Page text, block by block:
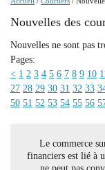
Nouvelles des
Nouvelles ne sont pas
Pages:
< 1 2 3 4 5 6 7 8 9 10
27 28 29 30 31 32 33
50 51 52 53 54 55 56
Le commerce
financiers est lié à